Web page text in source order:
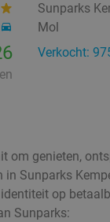
Sunparks
Mol
Verkocht:
genieten,
Sunparks
op
Sunparks: